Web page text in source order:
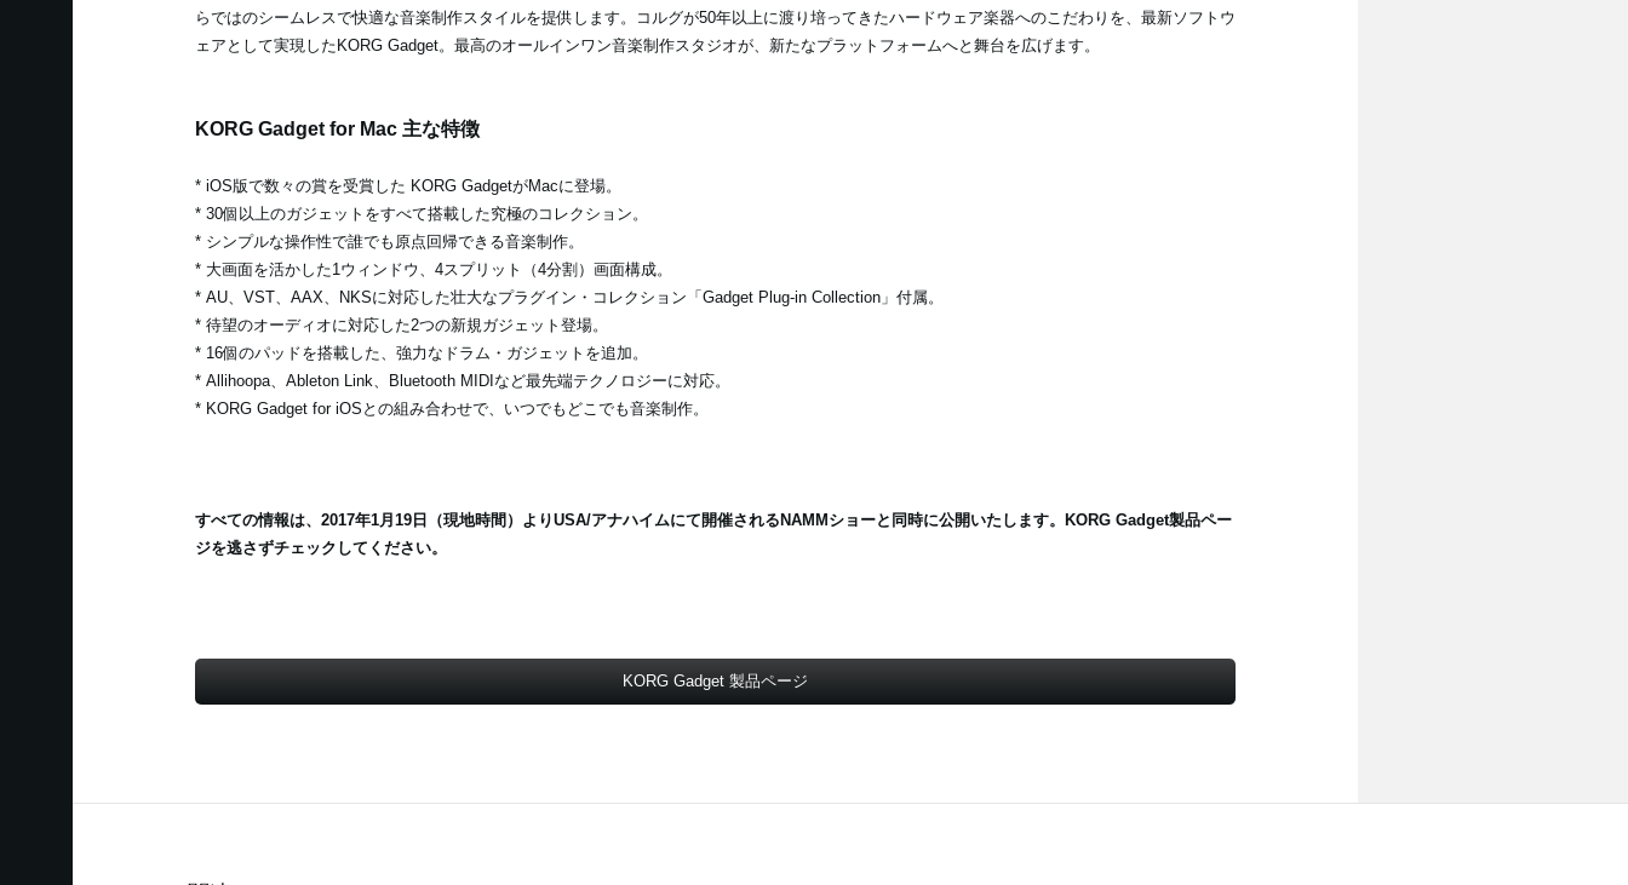
らではのシームレスで快適な音楽制作スタイルを提供します。コルグが50年以上に渡り培ってきたハードウェア楽器へのこだわりを、最新ソフトウ
ェアとして実現したKORG Gadget。最高のオールインワン音楽制作スタジオが、新たなプラットフォームへと舞台を広げます。
KORG Gadget for Mac 主な特徴
* iOS版で数々の賞を受賞した KORG GadgetがMacに登場。
* 30個以上のガジェットをすべて搭載した究極のコレクション。
* シンプルな操作性で誰でも原点回帰できる音楽制作。
* 大画面を活かした1ウィンドウ、4スプリット（4分割）画面構成。
* AU、VST、AAX、NKSに対応した壮大なプラグイン・コレクション「Gadget Plug-in Collection」付属。
* 待望のオーディオに対応した2つの新規ガジェット登場。
* 16個のパッドを搭載した、強力なドラム・ガジェットを追加。
* Allihoopa、Ableton Link、Bluetooth MIDIなど最先端テクノロジーに対応。
* KORG Gadget for iOSとの組み合わせで、いつでもどこでも音楽制作。
すべての情報は、2017年1月19日（現地時間）よりUSA/アナハイムにて開催されるNAMMショーと同時に公開いたします。KORG Gadget製品ペー
ジを逃さずチェックしてください。
KORG Gadget 製品ページ